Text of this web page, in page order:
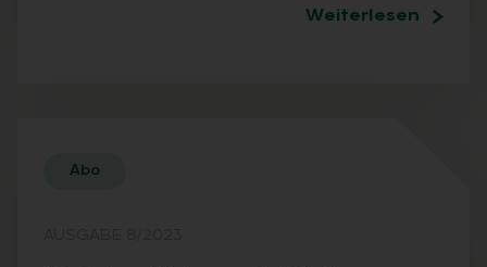
Weiterlesen
Abo